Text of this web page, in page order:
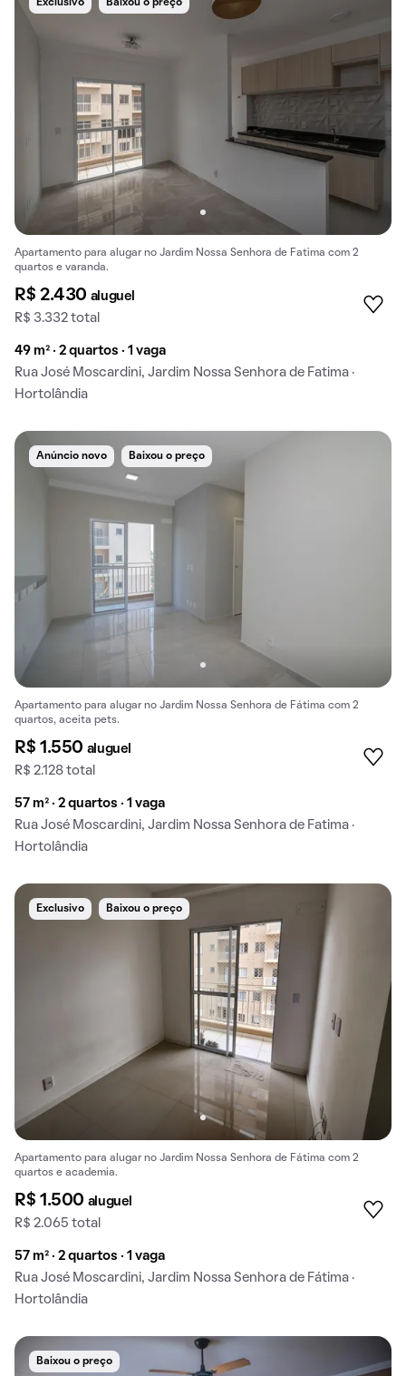
Exclusivo Baixou o preço
Apartamento para alugar no Jardim Nossa Senhora de Fatima com 2
quartos e varanda.
R$ 2.430 aluguel
R$ 3.332 total
49 m² · 2 quartos · 1 vaga
Rua José Moscardini, Jardim Nossa Senhora de Fatima ·
Hortolândia
Anúncio novo Baixou o preço
Apartamento para alugar no Jardim Nossa Senhora de Fátima com 2
quartos, aceita pets.
R$ 1.550 aluguel
R$ 2.128 total
57 m² · 2 quartos · 1 vaga
Rua José Moscardini, Jardim Nossa Senhora de Fatima ·
Hortolândia
Exclusivo Baixou o preço
Apartamento para alugar no Jardim Nossa Senhora de Fátima com 2
quartos e academia.
R$ 1.500 aluguel
R$ 2.065 total
57 m² · 2 quartos · 1 vaga
Rua José Moscardini, Jardim Nossa Senhora de Fátima ·
Hortolândia
Baixou o preço